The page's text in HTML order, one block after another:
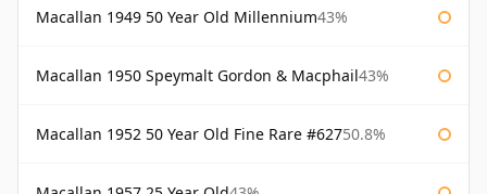
Macallan 1949 50 Year Old Millennium43%
Macallan 1950 Speymalt Gordon & Macphail43%
Macallan 1952 50 Year Old Fine Rare #62750.8%